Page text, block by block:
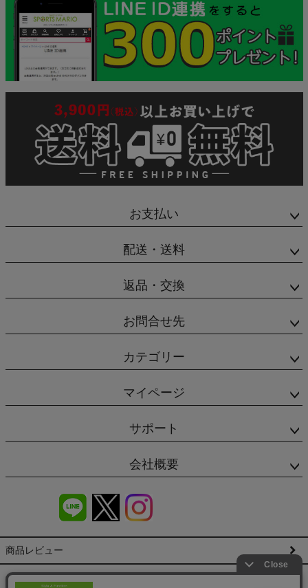
お支払い
配送・送料
返品・交換
お問合せ先
カテゴリー
マイページ
サポート
会社概要
商品レビュー
会社概要（HP）